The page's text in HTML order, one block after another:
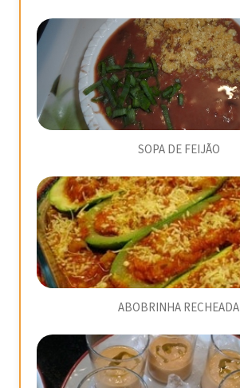
SOPA DE FEIJÃO
ABOBRINHA RECHEADA